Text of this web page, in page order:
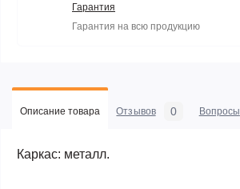
Гарантия
Гарантия на всю продукцию
Описание товара Отзывов 0 Вопросы
Каркас: металл.